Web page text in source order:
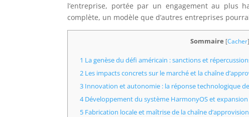
l’entreprise, portée par un engagement au plus
complète, un modèle que d’autres entreprises
Sommaire [Cacher]
1 La genèse du défi américain : sanctions et
2 Les impacts concrets sur le marché et la chaîne
3 Innovation et autonomie : la réponse technologique
4 Développement du système HarmonyOS et
5 Fabrication locale et maîtrise de la chaîne